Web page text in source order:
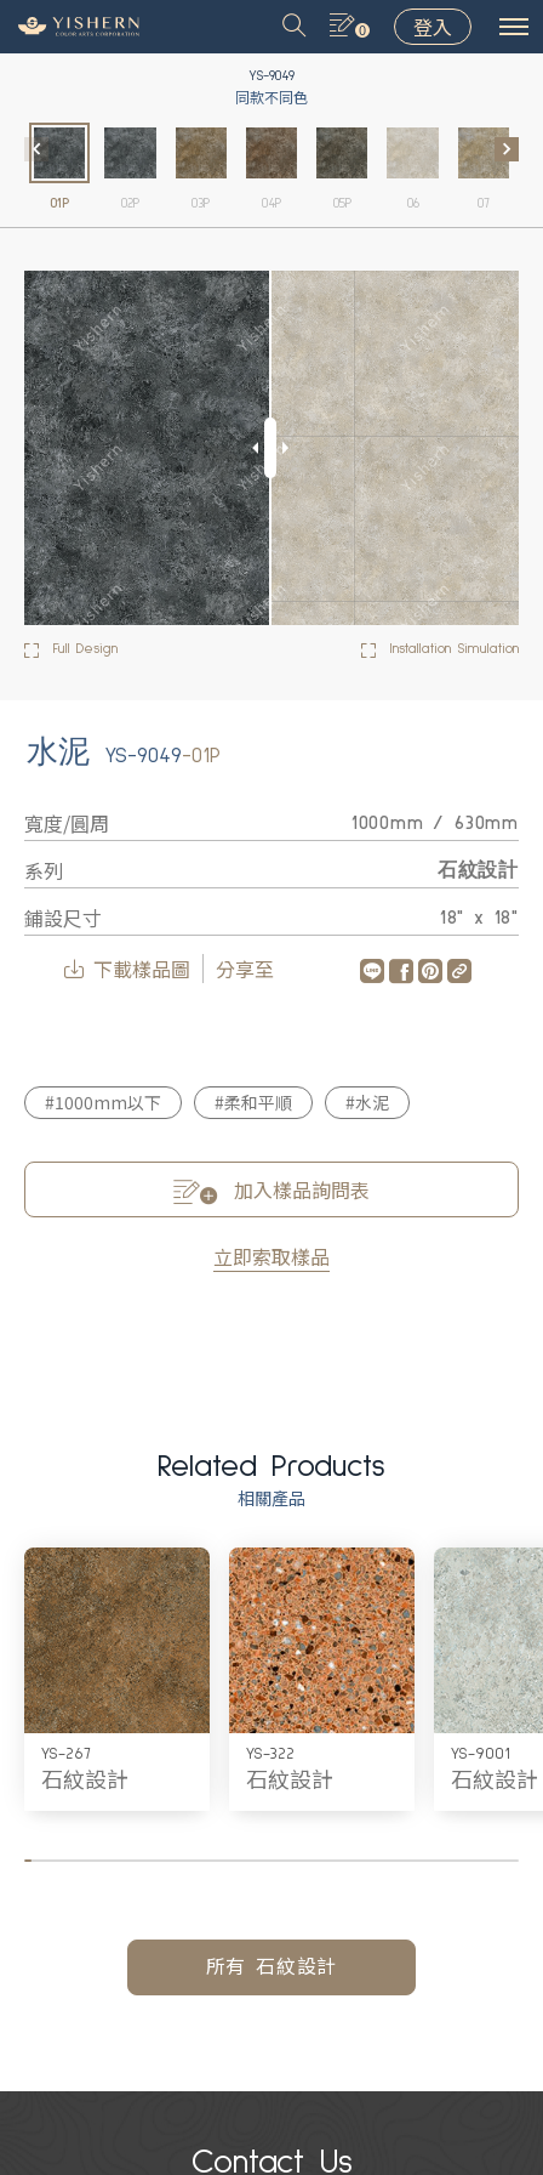
0 登入
YS-9049
同款不同色
01P 02P 03P 04P 05P 06 07
Full Design Installation Simulation
水泥 YS-9049-01P
寬度/圓周 1000mm / 630mm
系列 石紋設計
鋪設尺寸 18" x 18"
下載樣品圖 分享至
#1000mm以下 #柔和平順 #水泥
加入樣品詢問表
立即索取樣品
Related Products
相關產品
YS-267
石紋設計
YS-322
石紋設計
YS-9001
石紋設計
所有 石紋設計
Contact Us